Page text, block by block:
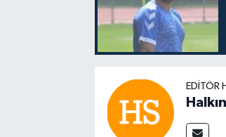
EDITÖR